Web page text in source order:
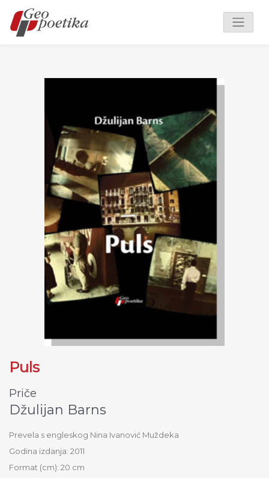
Puls
Priče
Džulijan Barns
Prevela s engleskog Nina Ivanović Muždeka
Godina izdanja: 2011
Format (cm): 20 cm